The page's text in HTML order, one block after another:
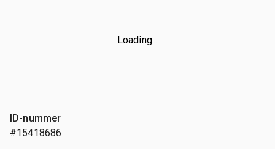
Loading...
ID-nummer
#15418686